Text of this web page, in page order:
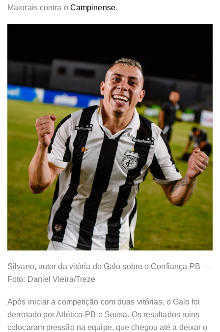
Maiorais contra o Campinense.
Silvano, autor da vitória do Galo sobre o Confiança-PB —
Foto: Daniel Vieira/Treze
Após iniciar a competição com duas vitórias, o Galo foi
derrotado por Atlético-PB e Sousa. Os resultados ruins
colocaram pressão na equipe, que chegou até a deixar o